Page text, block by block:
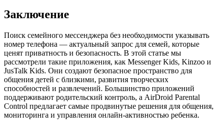
Заключение
Поиск семейного мессенджера без необходимости указывать
номер телефона — актуальный запрос для семей, которые
ценят приватность и безопасность. В этой статье мы
рассмотрели такие приложения, как Messenger Kids, Kinzoo и
JusTalk Kids. Они создают безопасное пространство для
общения детей с близкими, развития творческих
способностей и развлечений. Большинство приложений
поддерживают родительский контроль, а AirDroid Parental
Control предлагает самые продвинутые решения для общения,
мониторинга и управления онлайн-активностью ребенка.